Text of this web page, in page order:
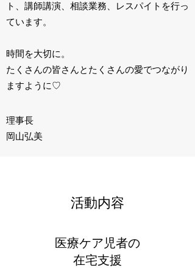
ト、講師講演、 相談業務、レスパイトを行っ
ています。
時間を大切に。
たくさんの皆さんとたくさんの愛でつながり
ますように♡
理事長
岡山弘美
活動内容
医療ケア児者の
在宅支援